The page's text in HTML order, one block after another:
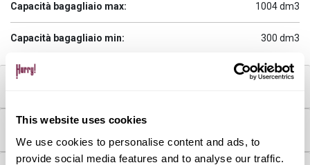
This website uses cookies
We use cookies to personalise content and ads, to
provide social media features and to analyse our traffic.
Capacità bagagliaio max: 1004 dm3
Capacità bagagliaio min: 300 dm3